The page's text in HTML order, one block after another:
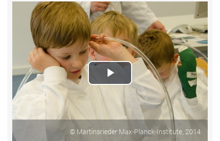
Play
Video
© Martinsrieder Max-Planck-Institute, 2014